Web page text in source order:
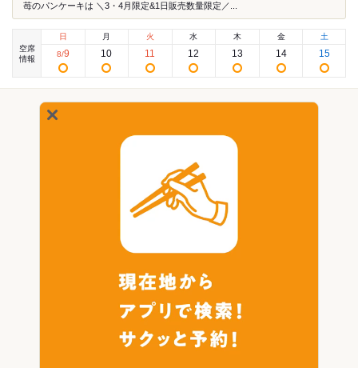
苺のパンケーキは ＼3・4月限定&1日販売数量限定／...
空席
情報
日
8/9
月
10
火
11
水
12
木
13
金
14
土
15